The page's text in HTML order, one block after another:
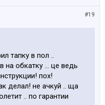
#19
тапку в пол ..
на обкатку ... це ведь
пох!
делал! не ачкуй .. ща
.. по гарантии